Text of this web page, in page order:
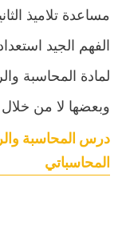
مساعدة تلاميذ
الفهم الجيد
لمادة المحاسبة
وبعضها لا من
درس المحاسبة
المحاسباتي